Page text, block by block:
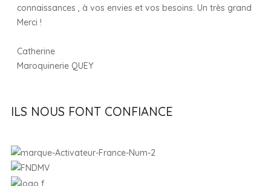
connaissances , à vos envies et vos besoins. Un très grand
Merci !
Catherine
Maroquinerie QUEY
ILS NOUS FONT CONFIANCE